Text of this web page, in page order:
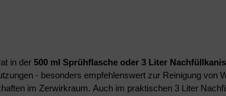
in der 500 ml Sprühflasche oder 3 Liter
- besonders empfehlenswert zur Reinigung von
im Zerwirkraum. Auch im praktischen 3 Liter